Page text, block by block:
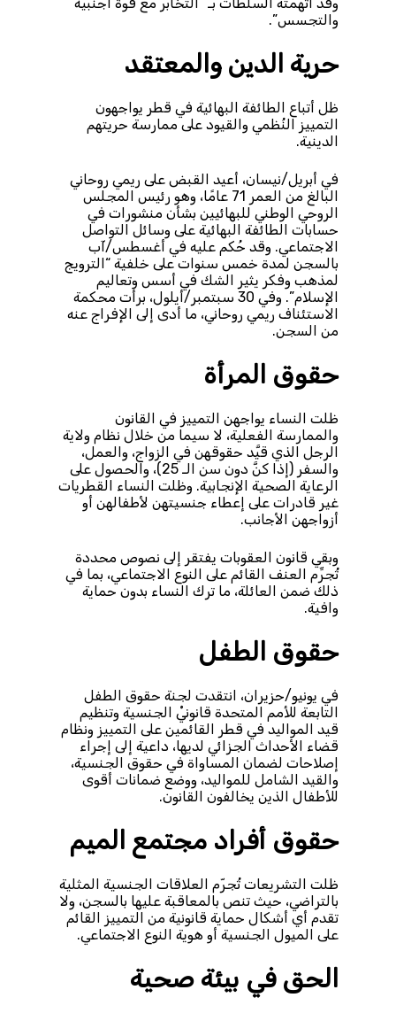
والتجسس”.
حرية الدين والمعتقد
ظل أتباع الطائفة البهائية في قطر يواجهون
التمييز النُظمي والقيود على ممارسة حريتهم
الدينية.
في أبريل/نيسان، أعيد القبض على ريمي روحاني
البالغ من العمر 71 عامًا، وهو رئيس المجلس
الروحي الوطني للبهائيين بشأن منشورات في
حسابات الطائفة البهائية على وسائل التواصل
الاجتماعي. وقد حُكم عليه في أغسطس/آب
بالسجن لمدة خمس سنوات على خلفية “الترويج
لمذهب وفكر يثير الشك في أسس وتعاليم
الإسلام”. وفي 30 سبتمبر/أيلول، برأت محكمة
الاستئناف ريمي روحاني، ما أدى إلى الإفراج عنه
من السجن.
حقوق المرأة
ظلت النساء يواجهن التمييز في القانون
والممارسة الفعلية، لا سيما من خلال نظام ولاية
الرجل الذي قيَّد حقوقهن في الزواج، والعمل،
والسفر (إذا كنَّ دون سن الـ 25)، والحصول على
الرعاية الصحية الإنجابية. وظلت النساء القطريات
غير قادرات على إعطاء جنسيتهن لأطفالهن أو
أزواجهن الأجانب.
وبقي قانون العقوبات يفتقر إلى نصوص محددة
تُجرِّم العنف القائم على النوع الاجتماعي، بما في
ذلك ضمن العائلة، ما ترك النساء بدون حماية
وافية.
حقوق الطفل
في يونيو/حزيران، انتقدت لجنة حقوق الطفل
التابعة للأمم المتحدة قانونيْ الجنسية وتنظيم
قيد المواليد في قطر القائمين على التمييز ونظام
قضاء الأحداث الجزائي لديها، داعية إلى إجراء
إصلاحات لضمان المساواة في حقوق الجنسية،
والقيد الشامل للمواليد، ووضع ضمانات أقوى
للأطفال الذين يخالفون القانون.
حقوق أفراد مجتمع الميم
ظلت التشريعات تُجرّم العلاقات الجنسية المثلية
بالتراضي، حيث تنص بالمعاقبة عليها بالسجن، ولا
تقدم أي أشكال حماية قانونية من التمييز القائم
على الميول الجنسية أو هوية النوع الاجتماعي.
الحق في بيئة صحية